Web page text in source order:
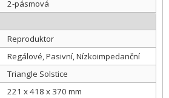
2-pásmová
Reproduktor
Regálové, Pasivní, Nízkoimpedanční
Triangle Solstice
221 x 418 x 370 mm